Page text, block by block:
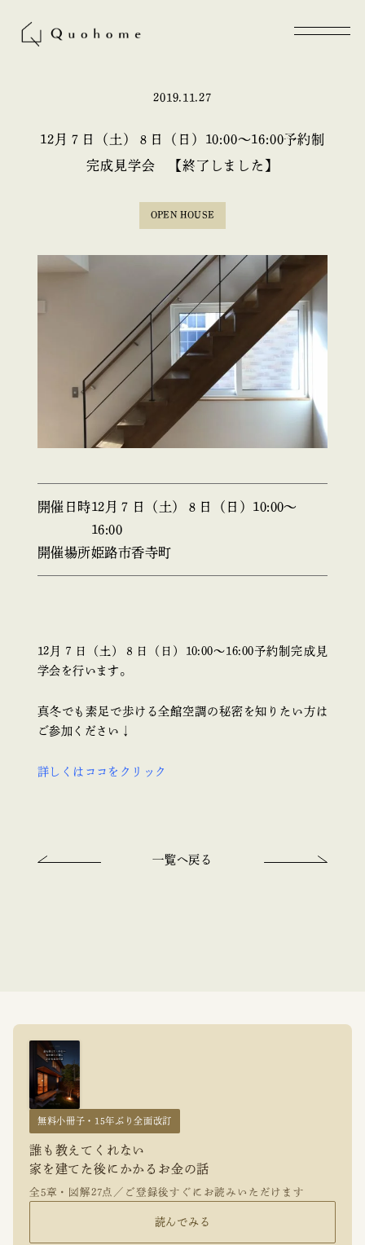
2019.11.27
12月７日（土）８日（日）10:00〜16:00予約制
完成見学会 【終了しました】
OPEN HOUSE
開催日時12月７日（土）８日（日）10:00〜
16:00
開催場所姫路市香寺町
12月７日（土）８日（日）10:00〜16:00予約制完成見
学会を行います。
真冬でも素足で歩ける全館空調の秘密を知りたい方は
ご参加ください↓
詳しくはココをクリック
一覧へ戻る
無料小冊子・15年ぶり全面改訂
誰も教えてくれない
家を建てた後にかかるお金の話
全5章・図解27点／ご登録後すぐにお読みいただけます
読んでみる